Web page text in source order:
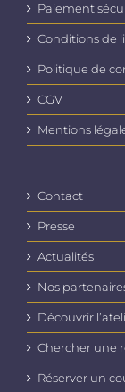
Paiement
Conditions de
Politique de
CGV
Mentions
Contact
Presse
Actualités
Nos
Découvrir
Chercher une
Réserver un